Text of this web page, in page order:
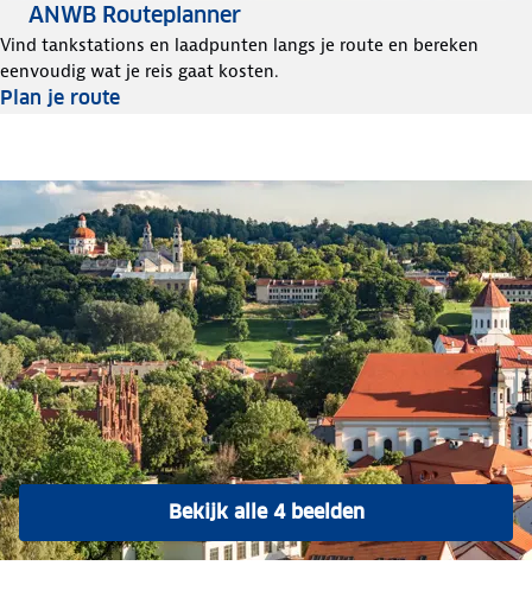
ANWB Routeplanner
Vind tankstations en laadpunten langs je route en bereken
eenvoudig wat je reis gaat kosten.
Plan je route
Bekijk alle 4 beelden